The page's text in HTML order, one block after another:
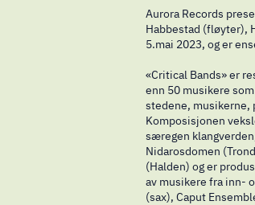
Aurora Records
Habbestad (fløyter),
5.mai 2023, og er
«Critical Bands» er
enn 50 musikere
stedene, musikerne,
Komposisjonen
særegen
Nidarosdomen
(Halden) og er
av musikere fra inn-
(sax), Caput